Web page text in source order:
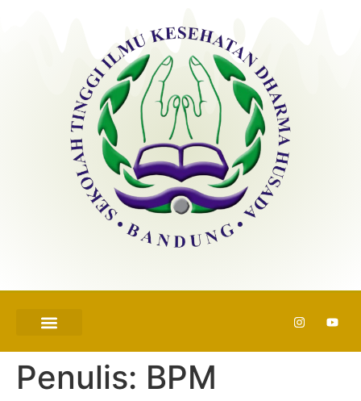
Penulis: BPM